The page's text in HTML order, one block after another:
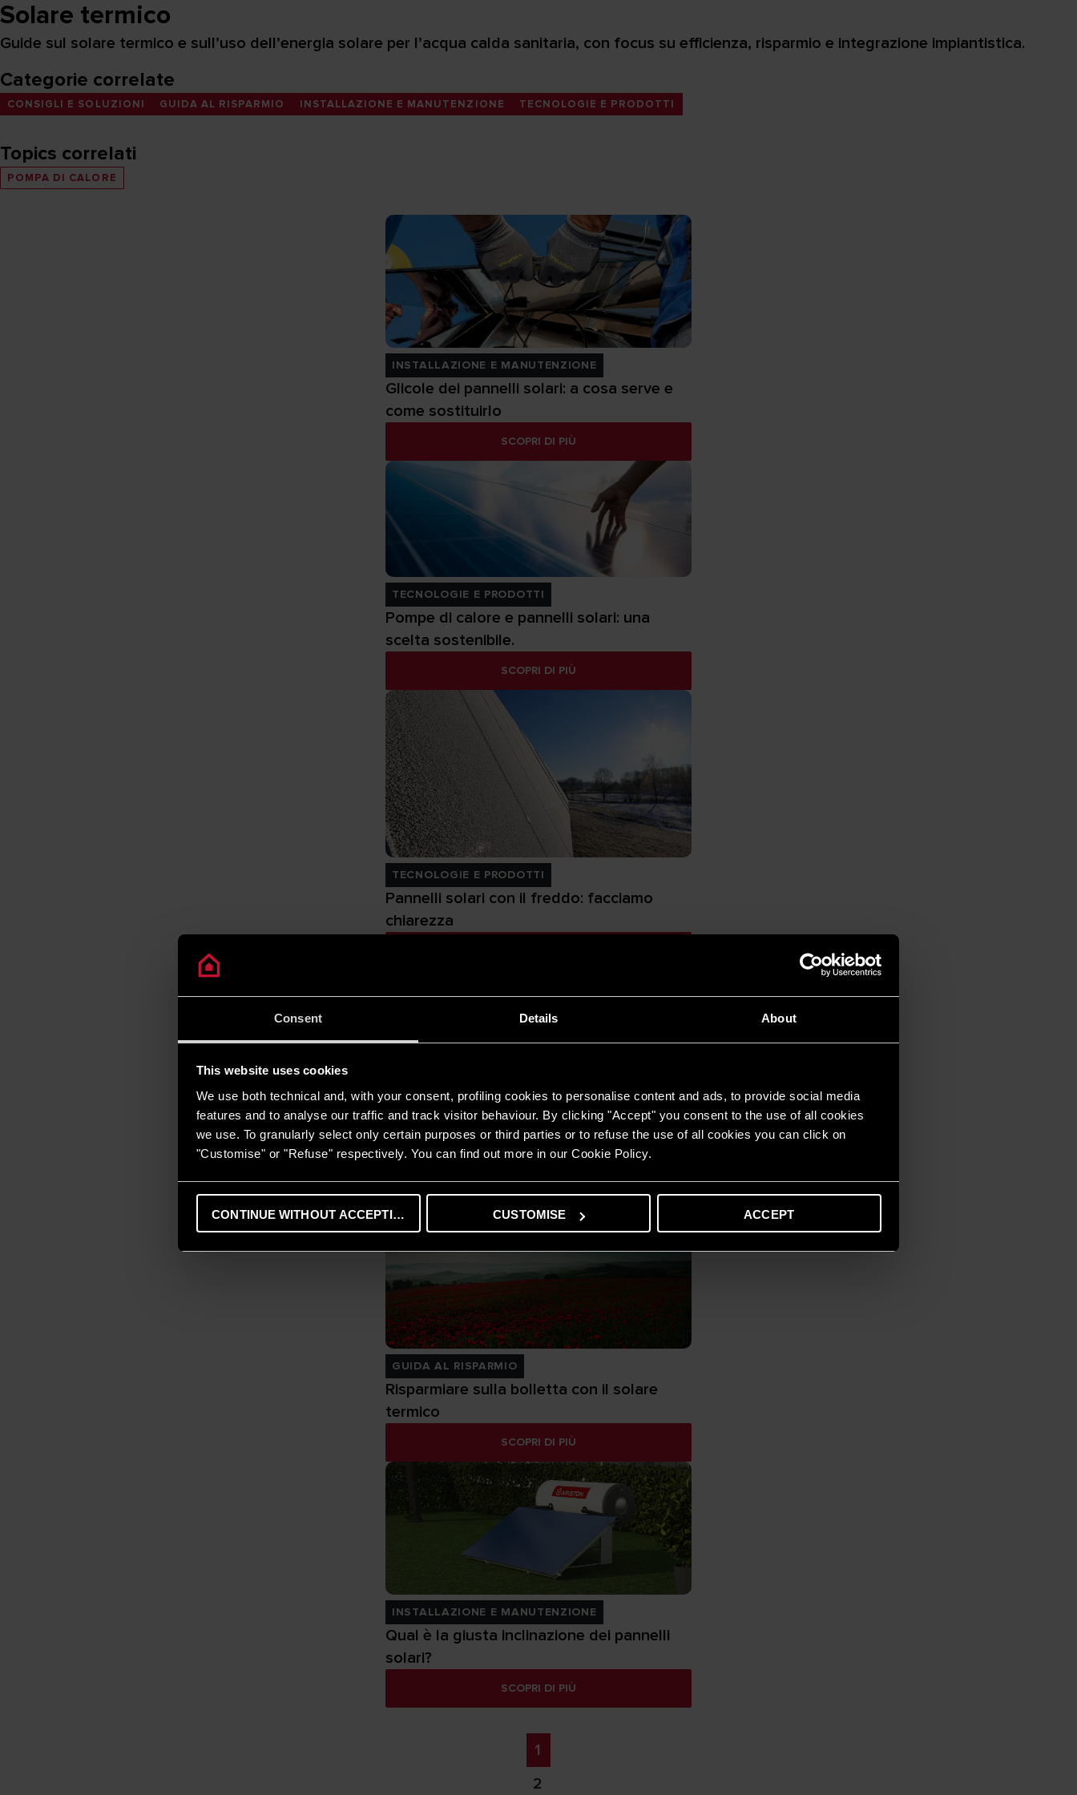
Consent Details About
This website uses cookies
We use both technical and, with your consent, profiling cookies to personalise content and ads, to provide social media
features and to analyse our traffic and track visitor behaviour. By clicking "Accept" you consent to the use of all cookies
we use. To granularly select only certain purposes or third parties or to refuse the use of all cookies you can click on
"Customise" or "Refuse" respectively. You can find out more in our Cookie Policy.
CONTINUE WITHOUT ACCEPTING CUSTOMISE ACCEPT
Solare termico
Guide sul solare termico e sull’uso dell’energia solare per l’acqua calda sanitaria, con focus su efficienza, risparmio e integrazione impiantistica.
Categorie correlate
CONSIGLI E SOLUZIONI GUIDA AL RISPARMIO INSTALLAZIONE E MANUTENZIONE TECNOLOGIE E PRODOTTI
Topics correlati
POMPA DI CALORE
INSTALLAZIONE E MANUTENZIONE
Glicole dei pannelli solari: a cosa serve e
come sostituirlo
SCOPRI DI PIÙ
TECNOLOGIE E PRODOTTI
Pompe di calore e pannelli solari: una
scelta sostenibile.
SCOPRI DI PIÙ
TECNOLOGIE E PRODOTTI
Pannelli solari con il freddo: facciamo
chiarezza
CONSIGLI E SOLUZIONI
Come produrre acqua calda con i pannelli
solari
SCOPRI DI PIÙ
GUIDA AL RISPARMIO
Risparmiare sulla bolletta con il solare
termico
SCOPRI DI PIÙ
INSTALLAZIONE E MANUTENZIONE
Qual è la giusta inclinazione dei pannelli
solari?
SCOPRI DI PIÙ
1
2